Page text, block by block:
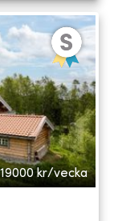
kr/vecka